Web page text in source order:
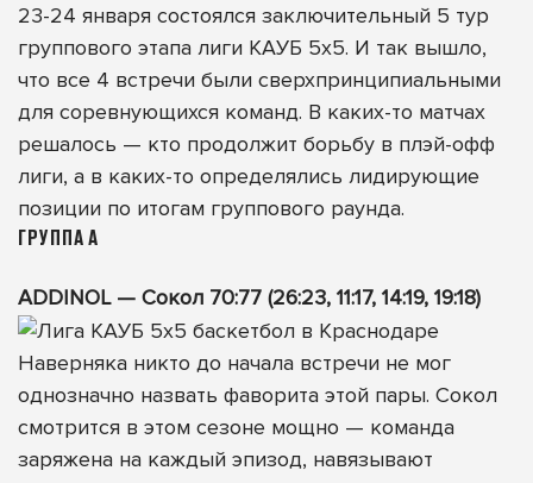
23-24 января состоялся заключительный 5 тур
группового этапа лиги КАУБ 5х5. И так вышло,
что все 4 встречи были сверхпринципиальными
для соревнующихся команд. В каких-то матчах
решалось — кто продолжит борьбу в плэй-офф
лиги, а в каких-то определялись лидирующие
позиции по итогам группового раунда.
ГРУППА А
ADDINOL — Сокол 70:77 (26:23, 11:17, 14:19, 19:18)
Наверняка никто до начала встречи не мог
однозначно назвать фаворита этой пары. Сокол
смотрится в этом сезоне мощно — команда
заряжена на каждый эпизод, навязывают